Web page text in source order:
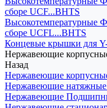
сборе UCF...BHTS
Высокотемпературные
сборе UCFL...BHTS
Концевые крышки для
Нержавеющие
Назад
Нержавеющие
Нержавеющие
Нержавеющие